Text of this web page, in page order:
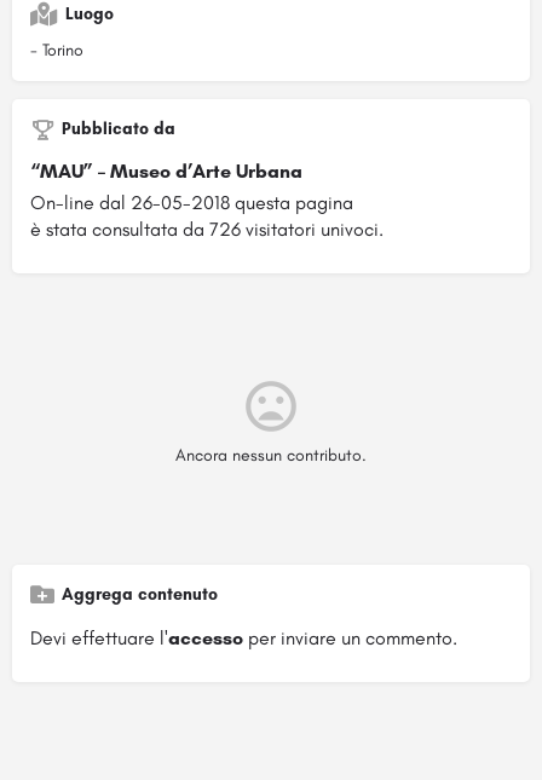
Luogo
- Torino
Pubblicato da
“MAU” – Museo d’Arte Urbana
On-line dal 26-05-2018 questa pagina
è stata consultata da 726 visitatori univoci.
Ancora nessun contributo.
Aggrega contenuto
Devi effettuare l'accesso per inviare un commento.